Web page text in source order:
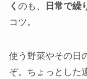
く のも、 日常で繰
コツ。
使う野菜やその日
ぞ。ちょっとした